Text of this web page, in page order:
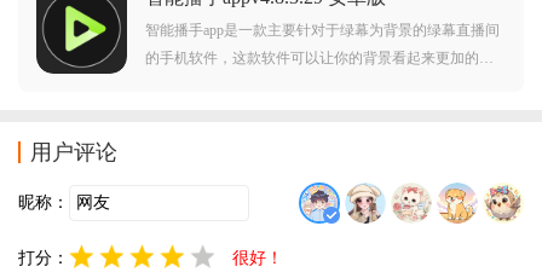
智能播手app是一款主要针对于绿幕为背景的绿幕直播间
的手机软件，这款软件可以让你的背景看起来更加的逼
用户评论
昵称：
打分： 很好！